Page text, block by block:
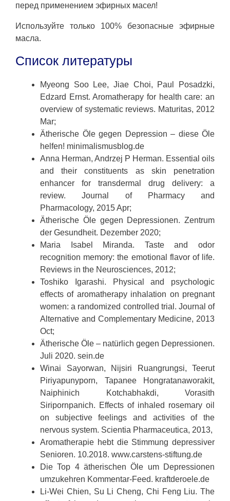
перед применением эфирных масел!
Используйте только 100% безопасные эфирные
масла.
Список литературы
Myeong Soo Lee, Jiae Choi, Paul Posadzki,
Edzard Ernst. Aromatherapy for health care: an
overview of systematic reviews. Maturitas, 2012
Mar;
Ätherische Öle gegen Depression – diese Öle
helfen! minimalismusblog.de
Anna Herman, Andrzej P Herman. Essential oils
and their constituents as skin penetration
enhancer for transdermal drug delivery: a
review. Journal of Pharmacy and
Pharmacology, 2015 Apr;
Ätherische Öle gegen Depressionen. Zentrum
der Gesundheit. Dezember 2020;
Maria Isabel Miranda. Taste and odor
recognition memory: the emotional flavor of life.
Reviews in the Neurosciences, 2012;
Toshiko Igarashi. Physical and psychologic
effects of aromatherapy inhalation on pregnant
women: a randomized controlled trial. Journal of
Alternative and Complementary Medicine, 2013
Oct;
Ätherische Öle – natürlich gegen Depressionen.
Juli 2020. sein.de
Winai Sayorwan, Nijsiri Ruangrungsi, Teerut
Piriyapunyporn, Tapanee Hongratanaworakit,
Naiphinich Kotchabhakdi, Vorasith
Siripornpanich. Effects of inhaled rosemary oil
on subjective feelings and activities of the
nervous system. Scientia Pharmaceutica, 2013,
Aromatherapie hebt die Stimmung depressiver
Senioren. 10.2018. www.carstens-stiftung.de
Die Top 4 ätherischen Öle um Depressionen
umzukehren Kommentar-Feed. kraftderoele.de
Li-Wei Chien, Su Li Cheng, Chi Feng Liu. The